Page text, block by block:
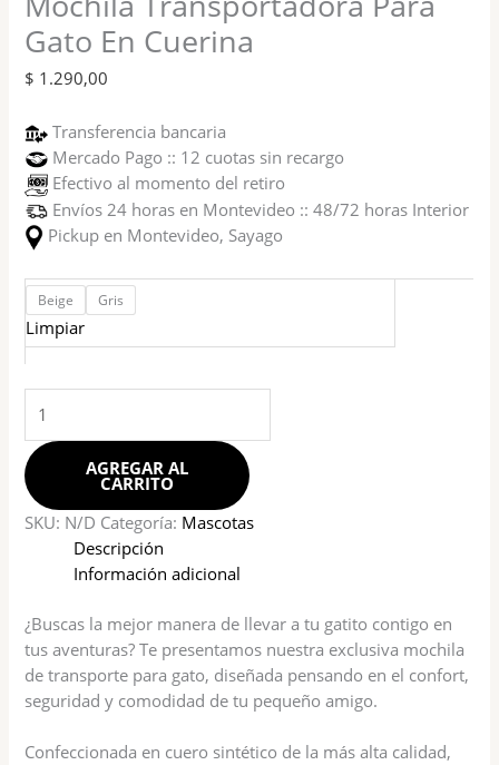
Gato En Cuerina
$ 1.290,00
Transferencia bancaria
Mercado Pago :: 12 cuotas sin recargo
Efectivo al momento del retiro
Envíos 24 horas en Montevideo :: 48/72 horas Interior
Pickup en Montevideo, Sayago
Beige Gris
Limpiar
AGREGAR AL
CARRITO
SKU: N/D Categoría: Mascotas
Descripción
Información adicional
¿Buscas la mejor manera de llevar a tu gatito contigo en
tus aventuras? Te presentamos nuestra exclusiva mochila
de transporte para gato, diseñada pensando en el confort,
seguridad y comodidad de tu pequeño amigo.
Confeccionada en cuero sintético de la más alta calidad,